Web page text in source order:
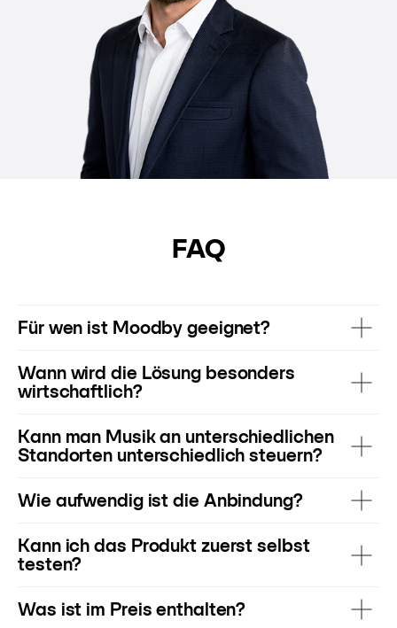
FAQ
Für wen ist Moodby geeignet?
Wann wird die Lösung besonders
wirtschaftlich?
Kann man Musik an unterschiedlichen
Standorten unterschiedlich steuern?
Wie aufwendig ist die Anbindung?
Kann ich das Produkt zuerst selbst
testen?
Was ist im Preis enthalten?